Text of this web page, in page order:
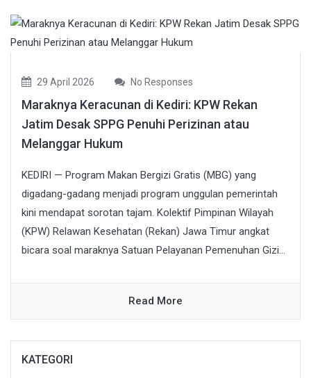
29 April 2026 No Responses
Maraknya Keracunan di Kediri: KPW Rekan
Jatim Desak SPPG Penuhi Perizinan atau
Melanggar Hukum
KEDIRI — Program Makan Bergizi Gratis (MBG) yang
digadang-gadang menjadi program unggulan pemerintah
kini mendapat sorotan tajam. Kolektif Pimpinan Wilayah
(KPW) Relawan Kesehatan (Rekan) Jawa Timur angkat
bicara soal maraknya Satuan Pelayanan Pemenuhan Gizi...
Read More
KATEGORI